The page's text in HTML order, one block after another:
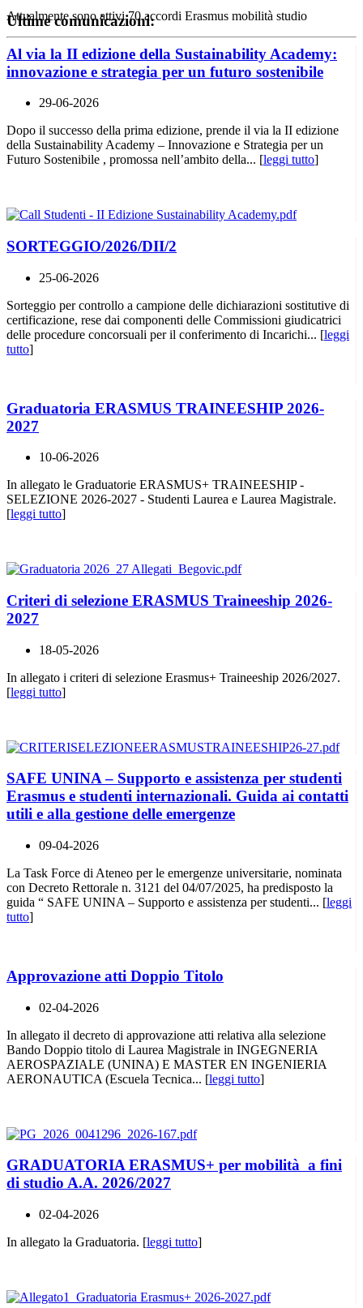
Attualmente sono attivi 70 accordi Erasmus mobilità studio
Ultime comunicazioni:
Al via la II edizione della Sustainability Academy:
innovazione e strategia per un futuro sostenibile
29-06-2026
Dopo il successo della prima edizione, prende il via la II edizione
della Sustainability Academy – Innovazione e Strategia per un
Futuro Sostenibile , promossa nell’ambito della... [leggi tutto]
SORTEGGIO/2026/DII/2
25-06-2026
Sorteggio per controllo a campione delle dichiarazioni sostitutive di
certificazione, rese dai componenti delle Commissioni giudicatrici
delle procedure concorsuali per il conferimento di Incarichi... [leggi
tutto]
Graduatoria ERASMUS TRAINEESHIP 2026-
2027
10-06-2026
In allegato le Graduatorie ERASMUS+ TRAINEESHIP -
SELEZIONE 2026-2027 - Studenti Laurea e Laurea Magistrale.
[leggi tutto]
Criteri di selezione ERASMUS Traineeship 2026-
2027
18-05-2026
In allegato i criteri di selezione Erasmus+ Traineeship 2026/2027.
[leggi tutto]
SAFE UNINA – Supporto e assistenza per studenti
Erasmus e studenti internazionali. Guida ai contatti
utili e alla gestione delle emergenze
09-04-2026
La Task Force di Ateneo per le emergenze universitarie, nominata
con Decreto Rettorale n. 3121 del 04/07/2025, ha predisposto la
guida “ SAFE UNINA – Supporto e assistenza per studenti... [leggi
tutto]
Approvazione atti Doppio Titolo
02-04-2026
In allegato il decreto di approvazione atti relativa alla selezione
Bando Doppio titolo di Laurea Magistrale in INGEGNERIA
AEROSPAZIALE (UNINA) E MASTER EN INGENIERIA
AERONAUTICA (Escuela Tecnica... [leggi tutto]
GRADUATORIA ERASMUS+ per mobilità a fini
di studio A.A. 2026/2027
02-04-2026
In allegato la Graduatoria. [leggi tutto]